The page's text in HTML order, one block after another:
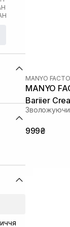
MANYO
MANYO
Bariier
999₴